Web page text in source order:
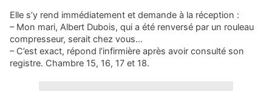
Elle s’y rend immédiatement et demande à la réception :
– Mon mari, Albert Dubois, qui a été renversé par un rouleau
compresseur, serait chez vous…
– C’est exact, répond l’infirmière après avoir consulté son
registre. Chambre 15, 16, 17 et 18.